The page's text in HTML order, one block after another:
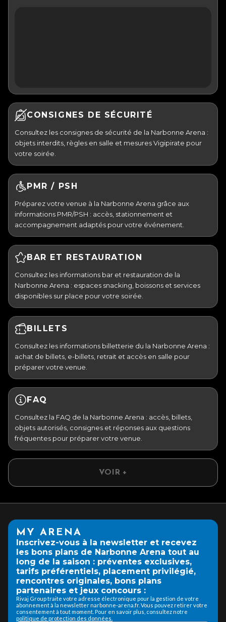
CONSIGNES DE SÉCURITÉ
Consultez les consignes de sécurité de la Narbonne Arena :
objets interdits, règles en salle et mesures Vigipirate pour
votre soirée.
PMR / PSH
Préparez votre venue à la Narbonne Arena grâce aux
informations PMR/PSH : accès, stationnement et
accompagnement adaptés pour votre événement.
BAR ET RESTAURATION
Consultez les informations bar et restauration de la
Narbonne Arena : espaces snacking, boissons et services
disponibles sur place pour votre soirée.
BILLETS
Consultez les informations billetterie du la Narbonne Arena :
achat de billets, e-billets, retrait et accès en salle pour
préparer votre venue.
FAQ
Consultez la FAQ de la Narbonne Arena : accès, billets,
objets autorisés, consignes et réponses aux questions
fréquentes pour préparer votre venue.
VOIR +
MY ARENA
Inscrivez-vous à la newsletter et recevez
les bons plans de Narbonne Arena tout au
long de la saison : préventes exclusives,
tarifs préférentiels, placement privilégié,
rencontres originales, bons plans
partenaires et jeux concours :
Rivaj Group traite votre adresse électronique pour la gestion de votre
abonnement à la newsletter narbonne-arena.fr. Vous pouvez retirer votre
consentement à tout moment. Pour en savoir plus, consultez notre
politique de protection des données.